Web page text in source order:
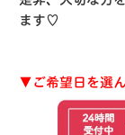
ます♡
▼ご希望日を選